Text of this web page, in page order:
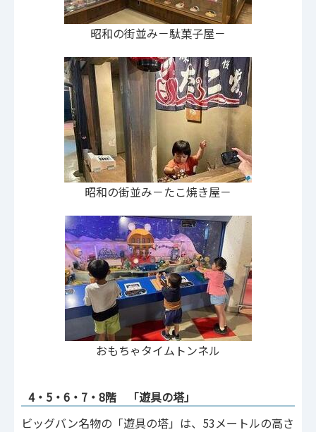
昭和の街並み－駄菓子屋－
昭和の街並み－たこ焼き屋－
おもちゃタイムトンネル
4・5・6・7・8階 「遊具の塔」
ビッグバン名物の「遊具の塔」は、53メートルの高さ